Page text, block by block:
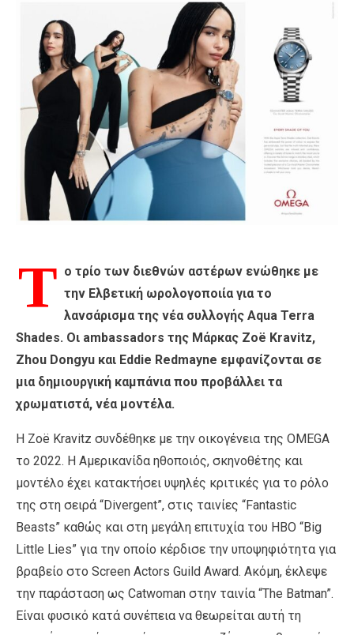
Τ ο τρίο των διεθνών αστέρων ενώθηκε με
την Ελβετική ωρολογοποιία για το
λανσάρισμα της νέα συλλογής Aqua Terra
Shades. Οι ambassadors της Μάρκας Zoë Kravitz,
Zhou Dongyu και Eddie Redmayne εμφανίζονται σε
μια δημιουργική καμπάνια που προβάλλει τα
χρωματιστά, νέα μοντέλα.
Η Zoë Kravitz συνδέθηκε με την οικογένεια της OMEGA
το 2022. Η Αμερικανίδα ηθοποιός, σκηνοθέτης και
μοντέλο έχει κατακτήσει υψηλές κριτικές για το ρόλο
της στη σειρά “Divergent”, στις ταινίες “Fantastic
Beasts” καθώς και στη μεγάλη επιτυχία του HBO “Big
Little Lies” για την οποίο κέρδισε την υποψηφιότητα για
βραβείο στο Screen Actors Guild Award. Ακόμη, έκλεψε
την παράσταση ως Catwoman στην ταινία “The Batman”.
Είναι φυσικό κατά συνέπεια να θεωρείται αυτή τη